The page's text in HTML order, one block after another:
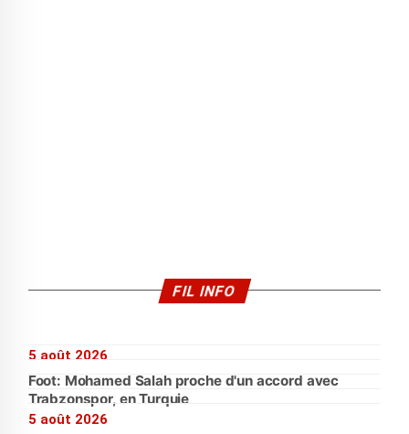
FIL INFO
5 août 2026
Foot: Mohamed Salah proche d'un accord avec
Trabzonspor, en Turquie
5 août 2026